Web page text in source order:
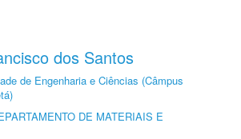
dos Santos
de Engenharia e Ciências (Câmpus
DE MATERIAIS E